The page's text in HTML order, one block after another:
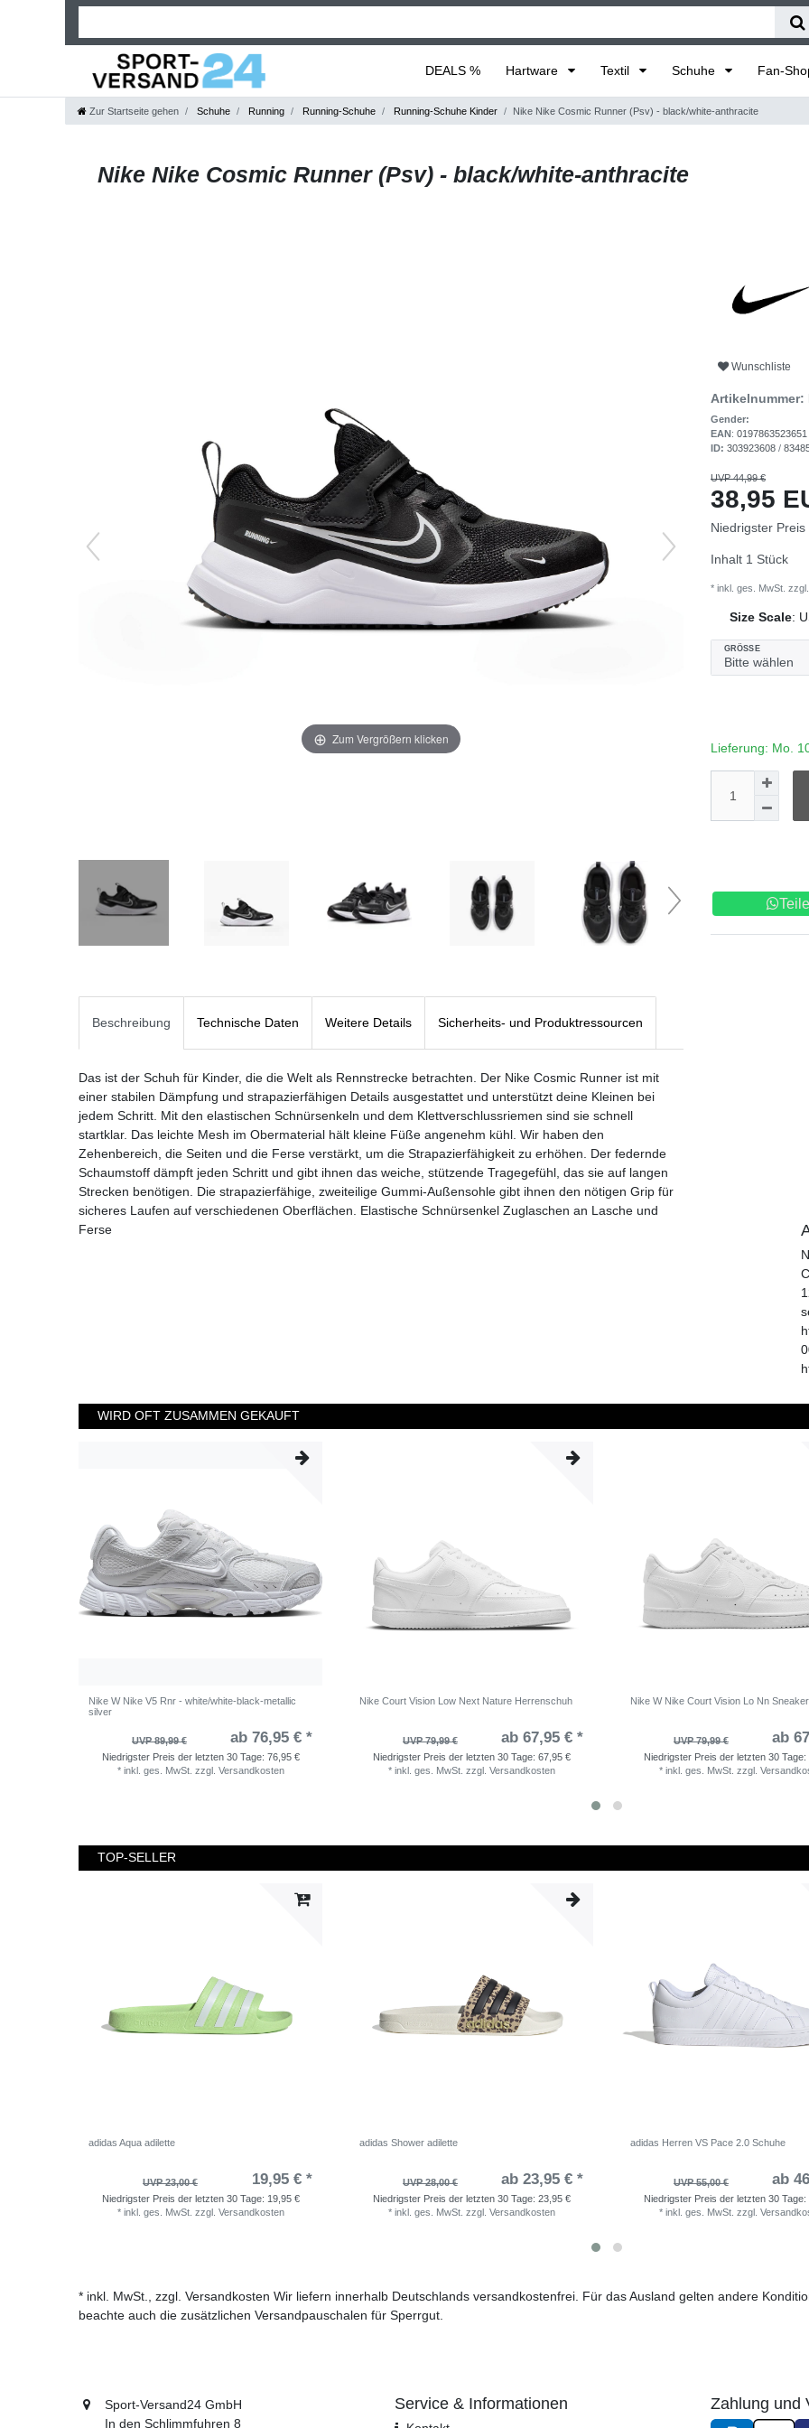
DEALS % Hartware Textil Schuhe Fan-
Zur Startseite gehen Schuhe Running Running-Schuhe Running-Schuhe Kinder Nike Nike Cosmic Runner (Psv) - black/white-anthracite
Nike Nike Cosmic Runner (Psv) - black/white-anthracite
Zum Vergrößern klicken
Wunschliste
Artikelnummer:
Gender:
EAN: 0197863523651
ID: 303923608 /
UVP 44,99 €
38,95
Niedrigster
Inhalt 1 Stück
* inkl. ges. MwSt. zzgl.
Size Scale:
GRÖSSE
Lieferung: Mo.
Beschreibung Technische Daten Weitere Details Sicherheits- und Produktressourcen
Das ist der Schuh für Kinder, die die Welt als Rennstrecke betrachten. Der Nike Cosmic Runner ist mit
einer stabilen Dämpfung und strapazierfähigen Details ausgestattet und unterstützt deine Kleinen bei
jedem Schritt. Mit den elastischen Schnürsenkeln und dem Klettverschlussriemen sind sie schnell
startklar. Das leichte Mesh im Obermaterial hält kleine Füße angenehm kühl. Wir haben den
Zehenbereich, die Seiten und die Ferse verstärkt, um die Strapazierfähigkeit zu erhöhen. Der federnde
Schaumstoff dämpft jeden Schritt und gibt ihnen das weiche, stützende Tragegefühl, das sie auf langen
Strecken benötigen. Die strapazierfähige, zweiteilige Gummi-Außensohle gibt ihnen den nötigen Grip für
sicheres Laufen auf verschiedenen Oberflächen. Elastische Schnürsenkel Zuglaschen an Lasche und
Ferse
WIRD OFT ZUSAMMEN GEKAUFT
Nike W Nike V5 Rnr - white/white-black-metallic
silver
UVP 89,99 € ab 76,95 € *
Niedrigster Preis der letzten 30 Tage: 76,95 €
* inkl. ges. MwSt. zzgl. Versandkosten
Nike Court Vision Low Next Nature Herrenschuh
UVP 79,99 € ab 67,95 € *
Niedrigster Preis der letzten 30 Tage: 67,95 €
* inkl. ges. MwSt. zzgl. Versandkosten
Nike W Nike Court Vision Lo Nn Sneaker
UVP 79,99 € ab
Niedrigster Preis der letzten 30 Tage:
* inkl. ges. MwSt. zzgl.
TOP-SELLER
adidas Aqua adilette
UVP 23,00 € 19,95 € *
Niedrigster Preis der letzten 30 Tage: 19,95 €
* inkl. ges. MwSt. zzgl. Versandkosten
adidas Shower adilette
UVP 28,00 € ab 23,95 € *
Niedrigster Preis der letzten 30 Tage: 23,95 €
* inkl. ges. MwSt. zzgl. Versandkosten
adidas Herren VS Pace 2.0 Schuhe
UVP 55,00 € ab
Niedrigster Preis der letzten 30 Tage:
* inkl. ges. MwSt. zzgl.
* inkl. MwSt., zzgl. Versandkosten Wir liefern innerhalb Deutschlands versandkostenfrei. Für das Ausland gelten andere
beachte auch die zusätzlichen Versandpauschalen für Sperrgut.
Sport-Versand24 GmbH
In den Schlimmfuhren 8
Service & Informationen Zahlung und